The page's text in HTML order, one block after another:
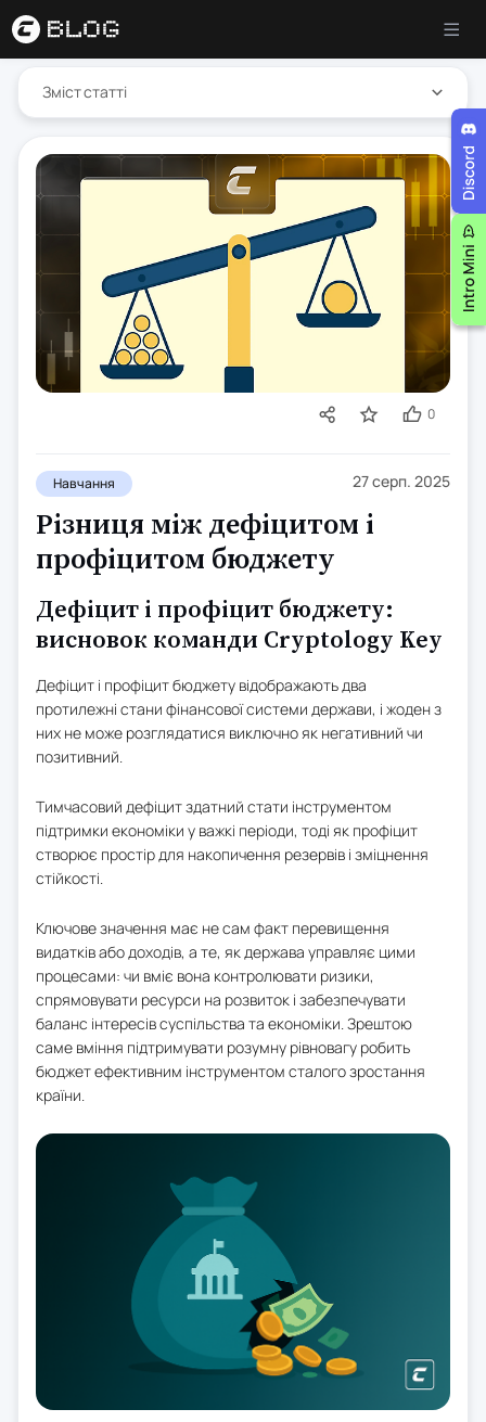
Зміст статті
Навчання 27 серп. 2025
0
Різниця між дефіцитом і
профіцитом бюджету
Дефіцит і профіцит бюджету:
висновок команди Cryptology Key
Дефіцит і профіцит бюджету відображають два
протилежні стани фінансової системи держави, і жоден з
них не може розглядатися виключно як негативний чи
позитивний.
Тимчасовий дефіцит здатний стати інструментом
підтримки економіки у важкі періоди, тоді як профіцит
створює простір для накопичення резервів і зміцнення
стійкості.
Ключове значення має не сам факт перевищення
видатків або доходів, а те, як держава управляє цими
процесами: чи вміє вона контролювати ризики,
спрямовувати ресурси на розвиток і забезпечувати
баланс інтересів суспільства та економіки. Зрештою
саме вміння підтримувати розумну рівновагу робить
бюджет ефективним інструментом сталого зростання
країни.